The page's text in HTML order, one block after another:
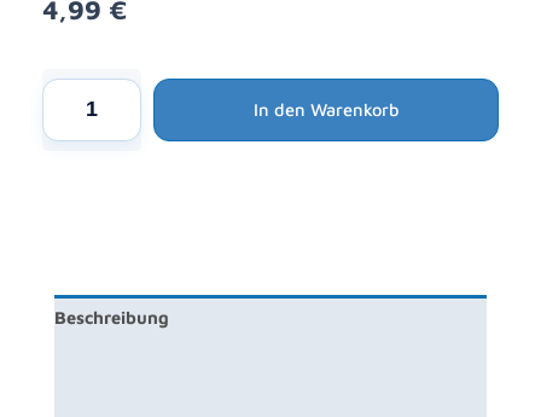
4,99 €
Topps
Bundesliga
POWER
PACK
In den Warenkorb
Alternative:
Beschreibung